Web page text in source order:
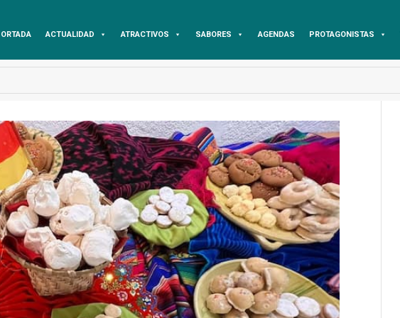
ACTUALIDAD ATRACTIVOS SABORES AGENDAS PROTAGONISTAS